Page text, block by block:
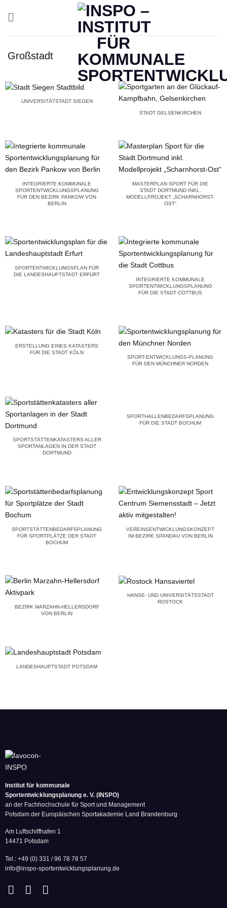
Großstadt
UNIVERSITÄTSTADT SIEGEN
STADT GELSENKIRCHEN
INTEGRIERTE KOMMUNALE
SPORTENTWICKLUNGSPLANUNG
FÜR DEN BEZIRK PANKOW VON
BERLIN
MASTERPLAN SPORT FÜR DIE
STADT DORTMUND INKL.
MODELLPROJEKT „SCHARNHORST-
OST“
SPORTENTWICKLUNGSPLAN FÜR
DIE LANDESHAUPTSTADT ERFURT
INTEGRIERTE KOMMUNALE
SPORTENTWICKLUNGSPLANUNG
FÜR DIE STADT COTTBUS
ERSTELLUNG EINES KATASTERS
FÜR DIE STADT KÖLN
SPORT-ENTWICKLUNGS-PLANUNG
FÜR DEN MÜNCHNER NORDEN
SPORTSTÄTTENKATASTERS ALLER
SPORTANLAGEN IN DER STADT
DORTMUND
SPORTHALLENBEDARFSPLANUNG
FÜR DIE STADT BOCHUM
SPORTSTÄTTENBEDARFSPLANUNG
FÜR SPORTPLÄTZE DER STADT
BOCHUM
VEREINSENTWICKLUNGSKONZEPT
IM BEZIRK SPANDAU VON BERLIN
BEZIRK MARZAHN-HELLERSDORF
VON BERLIN
HANSE- UND UNIVERSITÄTSSTADT
ROSTOCK
LANDESHAUPTSTADT POTSDAM
Institut für kommunale
Sportentwicklungsplanung e. V. (INSPO)
an der Fachhochschule für Sport und Management
Potsdam der Europäischen Sportakademie Land Brandenburg
Am Luftschiffhafen 1
14471 Potsdam
Tel.: +49 (0) 331 / 96 78 78 57
info@inspo-sportentwicklungsplanung.de